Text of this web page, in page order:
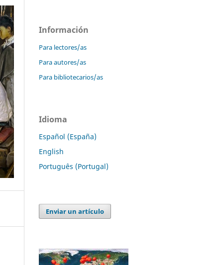
Información
Para lectores/as
Para autores/as
Para bibliotecarios/as
Idioma
Español (España)
English
Português (Portugal)
Enviar un artículo